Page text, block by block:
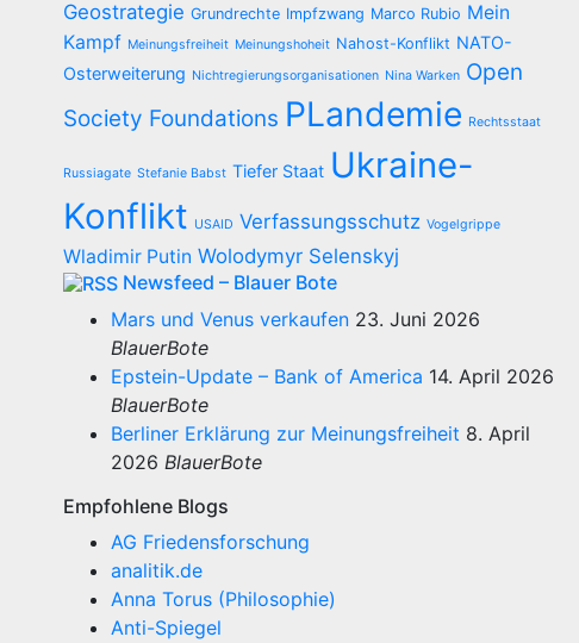
Geostrategie Grundrechte Impfzwang Marco Rubio Mein
Kampf Meinungsfreiheit Meinungshoheit Nahost-Konflikt NATO-
Osterweiterung Nichtregierungsorganisationen Nina Warken Open
Society Foundations PLandemie Rechtsstaat
Russiagate Stefanie Babst Tiefer Staat Ukraine-
Konflikt USAID Verfassungsschutz Vogelgrippe
Wladimir Putin Wolodymyr Selenskyj
Newsfeed – Blauer Bote
Mars und Venus verkaufen 23. Juni 2026
BlauerBote
Epstein-Update – Bank of America 14. April 2026
BlauerBote
Berliner Erklärung zur Meinungsfreiheit 8. April
2026 BlauerBote
Empfohlene Blogs
AG Friedensforschung
analitik.de
Anna Torus (Philosophie)
Anti-Spiegel